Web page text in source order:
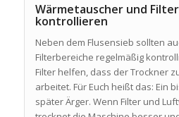
Wärmetauscher und
kontrollieren
Neben dem Flusensieb sollten
Filterbereiche regelmäßig
Filter helfen, dass der Trockner
arbeitet. Für Euch heißt das: Ein
später Ärger. Wenn Filter und